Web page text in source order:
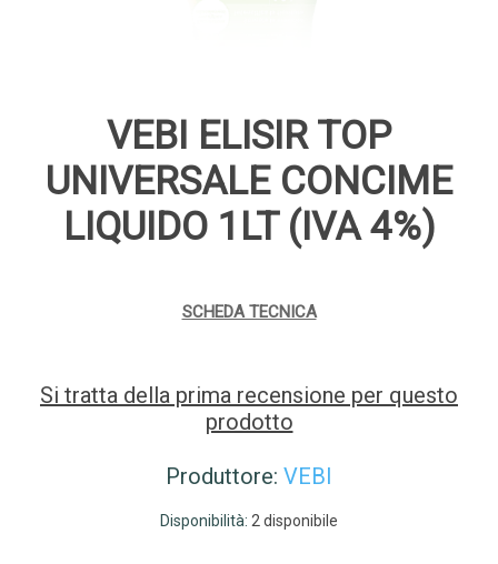
VEBI ELISIR TOP
UNIVERSALE CONCIME
LIQUIDO 1LT (IVA 4%)
SCHEDA TECNICA
Si tratta della prima recensione per questo
prodotto
Produttore: VEBI
Disponibilità: 2 disponibile